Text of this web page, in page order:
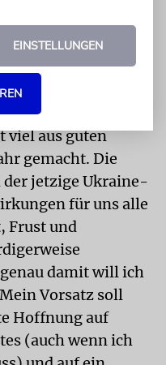
Düsseldorf
viel aus guten
gemacht. Die
der jetzige Ukraine-
für uns alle
Frust und
damit will ich
Vorsatz soll
Hoffnung auf
(auch wenn ich
EINSTELLUNGEN